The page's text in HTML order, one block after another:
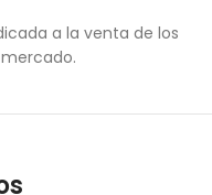
a la venta de los